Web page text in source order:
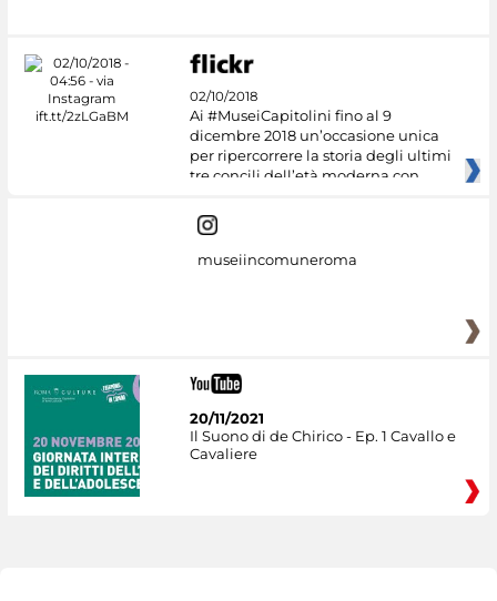
02/10/2018
Ai #MuseiCapitolini fino al 9
dicembre 2018 un’occasione unica
per ripercorrere la storia degli ultimi
tre concili dell’età moderna con
museiincomuneroma
20/11/2021
Il Suono di de Chirico - Ep. 1 Cavallo e
Cavaliere